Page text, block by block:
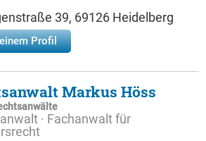
39, 69126 Heidelberg
Profil
Markus Höss
· Fachanwalt für